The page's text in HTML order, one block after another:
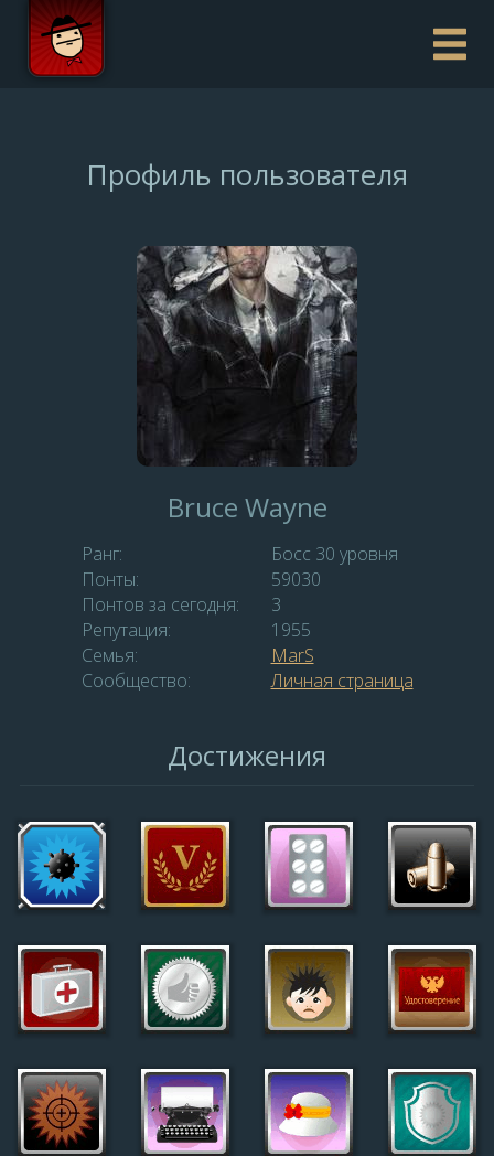
Профиль пользователя
Bruce Wayne
Ранг:
Босс 30 уровня
Понты:
59030
Понтов за сегодня:
3
Репутация:
1955
Семья:
MаrS
Сообщество:
Личная страница
Достижения